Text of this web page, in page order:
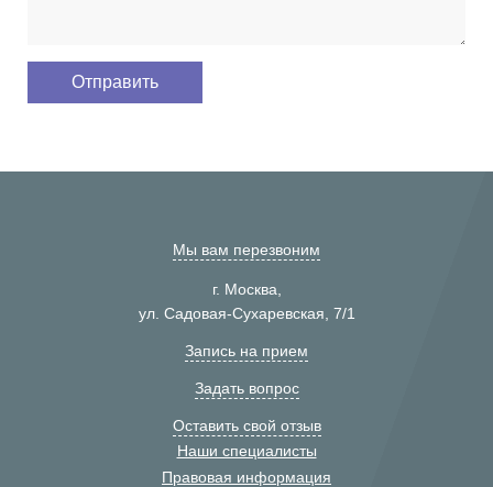
Мы вам перезвоним
г. Москва,
ул. Садовая-Сухаревская, 7/1
Запись на прием
Задать вопрос
Оставить свой отзыв
Наши специалисты
Правовая информация